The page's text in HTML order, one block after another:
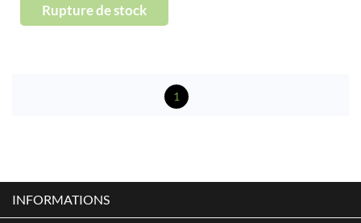
Rupture de stock
1
INFORMATIONS